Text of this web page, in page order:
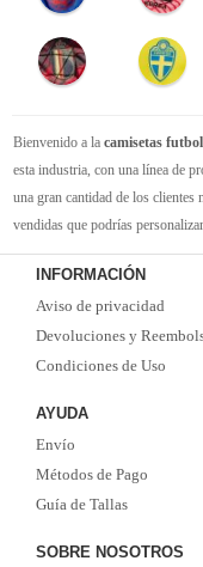
Bienvenido a la camisetas
esta industria, con una línea de
una gran cantidad de los clientes
vendidas que podrías
Camisetas de futbol replicasde
suficiente experiencia para
la seguridad de que elegirnos le
INFORMACIÓN
Aviso de privacidad
Devoluciones y
Condiciones de Uso
AYUDA
Envío
Métodos de Pago
Guía de Tallas
SOBRE NOSOTROS